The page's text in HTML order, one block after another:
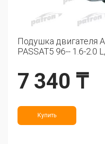
Подушка двигателя
PASSAT5 96-- 1.6-2.0
7 340 ₸
Купить